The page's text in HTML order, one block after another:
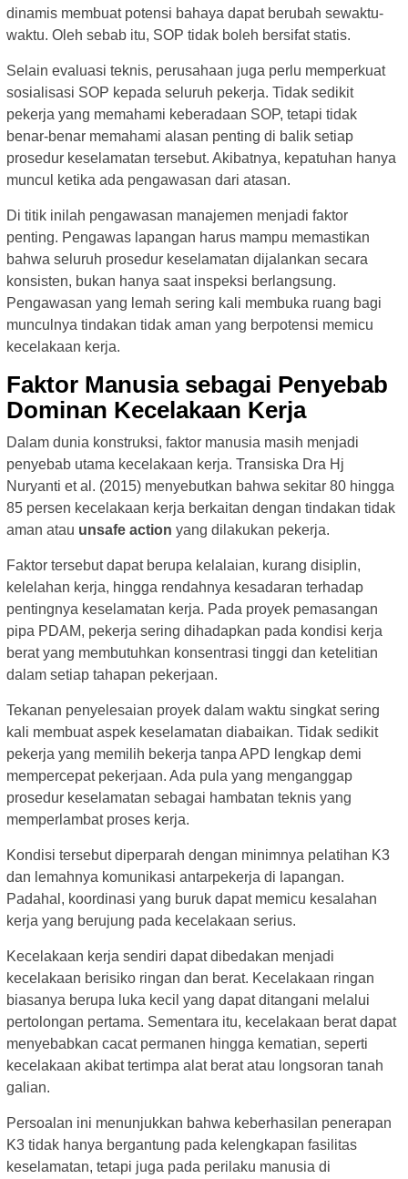
dinamis membuat potensi bahaya dapat berubah sewaktu-
waktu. Oleh sebab itu, SOP tidak boleh bersifat statis.
Selain evaluasi teknis, perusahaan juga perlu memperkuat
sosialisasi SOP kepada seluruh pekerja. Tidak sedikit
pekerja yang memahami keberadaan SOP, tetapi tidak
benar-benar memahami alasan penting di balik setiap
prosedur keselamatan tersebut. Akibatnya, kepatuhan hanya
muncul ketika ada pengawasan dari atasan.
Di titik inilah pengawasan manajemen menjadi faktor
penting. Pengawas lapangan harus mampu memastikan
bahwa seluruh prosedur keselamatan dijalankan secara
konsisten, bukan hanya saat inspeksi berlangsung.
Pengawasan yang lemah sering kali membuka ruang bagi
munculnya tindakan tidak aman yang berpotensi memicu
kecelakaan kerja.
Faktor Manusia sebagai Penyebab
Dominan Kecelakaan Kerja
Dalam dunia konstruksi, faktor manusia masih menjadi
penyebab utama kecelakaan kerja. Transiska Dra Hj
Nuryanti et al. (2015) menyebutkan bahwa sekitar 80 hingga
85 persen kecelakaan kerja berkaitan dengan tindakan tidak
aman atau unsafe action yang dilakukan pekerja.
Faktor tersebut dapat berupa kelalaian, kurang disiplin,
kelelahan kerja, hingga rendahnya kesadaran terhadap
pentingnya keselamatan kerja. Pada proyek pemasangan
pipa PDAM, pekerja sering dihadapkan pada kondisi kerja
berat yang membutuhkan konsentrasi tinggi dan ketelitian
dalam setiap tahapan pekerjaan.
Tekanan penyelesaian proyek dalam waktu singkat sering
kali membuat aspek keselamatan diabaikan. Tidak sedikit
pekerja yang memilih bekerja tanpa APD lengkap demi
mempercepat pekerjaan. Ada pula yang menganggap
prosedur keselamatan sebagai hambatan teknis yang
memperlambat proses kerja.
Kondisi tersebut diperparah dengan minimnya pelatihan K3
dan lemahnya komunikasi antarpekerja di lapangan.
Padahal, koordinasi yang buruk dapat memicu kesalahan
kerja yang berujung pada kecelakaan serius.
Kecelakaan kerja sendiri dapat dibedakan menjadi
kecelakaan berisiko ringan dan berat. Kecelakaan ringan
biasanya berupa luka kecil yang dapat ditangani melalui
pertolongan pertama. Sementara itu, kecelakaan berat dapat
menyebabkan cacat permanen hingga kematian, seperti
kecelakaan akibat tertimpa alat berat atau longsoran tanah
galian.
Persoalan ini menunjukkan bahwa keberhasilan penerapan
K3 tidak hanya bergantung pada kelengkapan fasilitas
keselamatan, tetapi juga pada perilaku manusia di